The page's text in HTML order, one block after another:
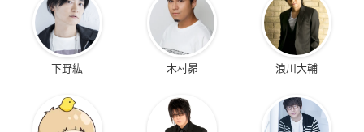
下野紘 木村昴 浪川大輔